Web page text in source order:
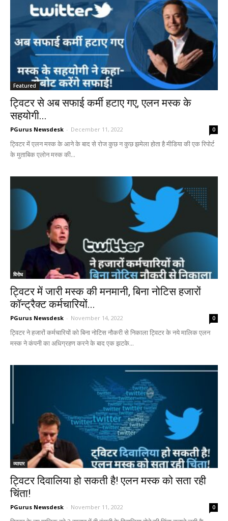
Featured
ट्विटर से अब सफाई कर्मी हटाए गए, एलन मस्क के
सहयोगी...
PGurus Newsdesk - December 11, 2022 0
ट्विटर में एलन मस्क के आने के बाद से रोज कुछ न कुछ झमेला होता है मीडिया की एक रिपोर्ट
के मुताबिक एलोन मस्क की...
विरोध
ट्विटर में जारी मस्क की मनमानी, बिना नोटिस हजारों
कॉन्ट्रैक्ट कर्मचारियों...
PGurus Newsdesk - November 14, 2022 0
ट्विटर ने हजारों कर्मचारियों को बिना नोटिस नौकरी से निकाला ट्विटर के नये मालिक एलन
मस्क ने कंपनी का अधिग्रहण करने के बाद एक झटके...
व्यापार
ट्विटर दिवालिया हो सकती है! एलन मस्क को सता रही
चिंता!
PGurus Newsdesk - November 11, 2022 0